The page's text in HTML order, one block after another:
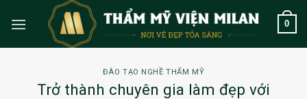
0
ĐÀO TẠO NGHỀ THẨM MỸ
Trở thành chuyên gia làm đẹp với